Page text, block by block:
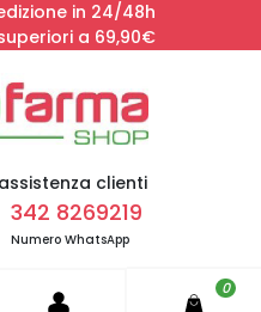
in 24/48h
a 69,90€
clienti
342 8269219
Numero WhatsApp
0